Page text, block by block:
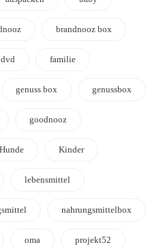
brandnooz box
dvd familie
genuss box genussbox
goodnooz
Hunde Kinder
lebensmittel
nahrungsmittelbox
oma projekt52